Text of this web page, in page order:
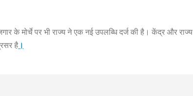
के मोर्चे पर भी राज्य ने एक नई उपलब्धि दर्ज की है। केंद्र और राज्य
है ।